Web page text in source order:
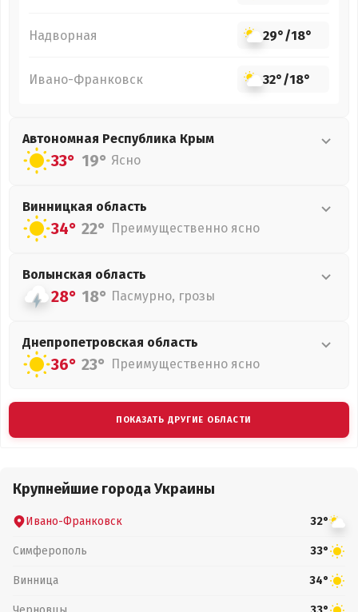
Надворная 29°/18°
Ивано-Франковск 32°/18°
Автономная Республика Крым
33° 19° Ясно
Винницкая область
34° 22° Преимущественно ясно
Волынская область
28° 18° Пасмурно, грозы
Днепропетровская область
36° 23° Преимущественно ясно
ПОКАЗАТЬ ДРУГИЕ ОБЛАСТИ
Крупнейшие города Украины
Ивано-Франковск 32°
Симферополь 33°
Винница 34°